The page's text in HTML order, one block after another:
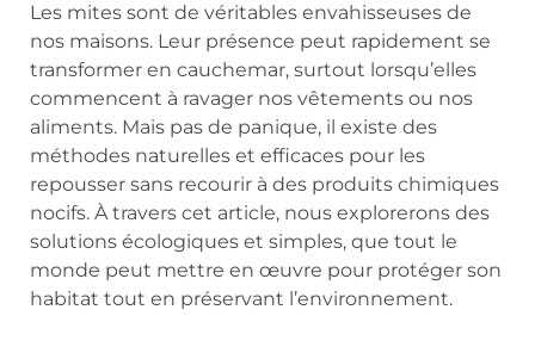
Les mites sont de véritables envahisseuses de
nos maisons. Leur présence peut rapidement se
transformer en cauchemar, surtout lorsqu’elles
commencent à ravager nos vêtements ou nos
aliments. Mais pas de panique, il existe des
méthodes naturelles et efficaces pour les
repousser sans recourir à des produits chimiques
nocifs. À travers cet article, nous explorerons des
solutions écologiques et simples, que tout le
monde peut mettre en œuvre pour protéger son
habitat tout en préservant l’environnement.